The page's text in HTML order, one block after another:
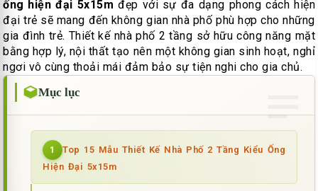
ống hiện đại 5x15m đẹp với sự đa dạng phong cách hiện
đại trẻ sẽ mang đến không gian nhà phố phù hợp cho những
gia đình trẻ. Thiết kế nhà phố 2 tầng sở hữu công năng mặt
bằng hợp lý, nội thất tạo nên một không gian sinh hoạt, nghỉ
ngơi vô cùng thoải mái đảm bảo sự tiện nghi cho gia chủ.
Mục lục
1
Top 15 Mẫu Thiết Kế Nhà Phố 2 Tầng Kiểu Ống
Hiện Đại 5x15m